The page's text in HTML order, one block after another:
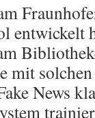
entwickelt
mit solchen
News